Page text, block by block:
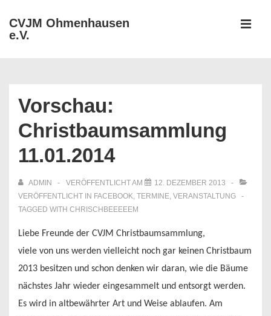
Zum
Inhalt
CVJM Ohmenhausen
e.V.
Vorschau:
Christbaumsammlung
11.01.2014
ADMIN VERÖFFENTLICHT AM
12. DEZEMBER 2013
VERÖFFENTLICHT IN FACEBOOK, TERMINE, VERANSTALTUNG
TAGGED WITH CHRISCHBEEEEEM
Liebe Freunde der CVJM Christbaumsammlung,
viele von uns werden vielleicht noch gar keinen Christbaum
2013 besitzen und schon denken wir daran, wie die Bäume
nächstes Jahr wieder eingesammelt und entsorgt werden.
Es wird in altbewährter Art und Weise ablaufen. Am